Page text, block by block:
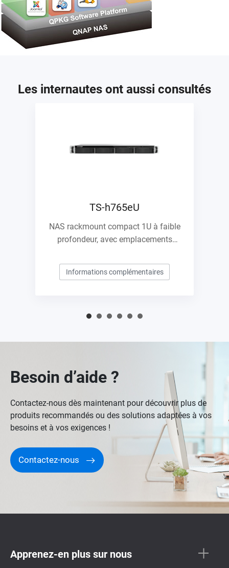
Les internautes ont aussi consultés
TS-h765eU
NAS rackmount compact 1U à faible
profondeur, avec emplacements
d'extension 10GbE
Informations complémentaires
Besoin d’aide ?
Contactez-nous dès maintenant pour découvrir plus de
produits recommandés ou des solutions adaptées à vos
besoins et à vos exigences !
Contactez-nous
Apprenez-en plus sur nous